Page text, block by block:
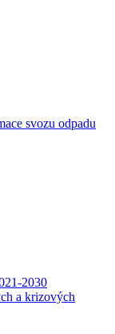
svozu odpadu
2030
a krizových